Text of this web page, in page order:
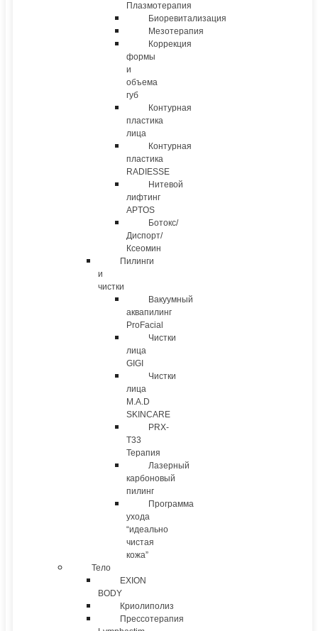
Плазмотерапия
Биоревитализация
Мезотерапия
Коррекция
формы
и
объема
губ
Контурная
пластика
лица
Контурная
пластика
RADIESSE
Нитевой
лифтинг
APTOS
Ботокс/
Диспорт/
Ксеомин
Пилинги
и
чистки
Вакуумный
аквапилинг
ProFacial
Чистки
лица
GIGI
Чистки
лица
M.A.D
SKINCARE
PRX-
T33
Терапия
Лазерный
карбоновый
пилинг
Программа
ухода
“идеально
чистая
кожа”
Тело
EXION
BODY
Криолиполиз
Прессотерапия